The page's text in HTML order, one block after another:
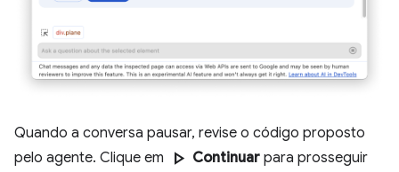
Quando a conversa pausar, revise o código proposto
pelo agente. Clique em
play_arrow Continuar para prosseguir